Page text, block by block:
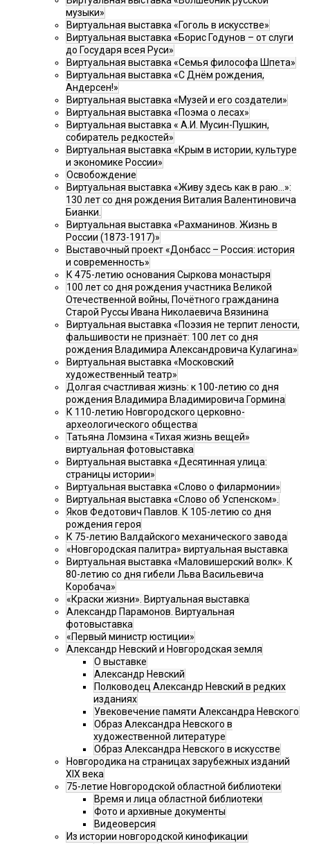
музыки»
Виртуальная выставка «Гоголь в искусстве»
Виртуальная выставка «Борис Годунов – от слуги
до Государя всея Руси»
Виртуальная выставка «Семья философа Шпета»
Виртуальная выставка «С Днём рождения,
Андерсен!»
Виртуальная выставка «Музей и его создатели»
Виртуальная выставка «Поэма о лесах»
Виртуальная выставка « А.И. Мусин-Пушкин,
собиратель редкостей»
Виртуальная выставка «Крым в истории, культуре
и экономике России»
Освобождение
Виртуальная выставка «Живу здесь как в раю…»:
130 лет со дня рождения Виталия Валентиновича
Бианки.
Виртуальная выставка «Рахманинов. Жизнь в
России (1873-1917)»
Выставочный проект «Донбасс – Россия: история
и современность»
К 475-летию основания Сыркова монастыря
100 лет со дня рождения участника Великой
Отечественной войны, Почётного гражданина
Старой Руссы Ивана Николаевича Вязинина
Виртуальная выставка «Поэзия не терпит лености,
фальшивости не признаёт: 100 лет со дня
рождения Владимира Александровича Кулагина»
Виртуальная выставка «Московский
художественный театр»
Долгая счастливая жизнь: к 100-летию со дня
рождения Владимира Владимировича Гормина
К 110-летию Новгородского церковно-
археологического общества
Татьяна Ломзина «Тихая жизнь вещей»
виртуальная фотовыставка
Виртуальная выставка «Десятинная улица:
страницы истории»
Виртуальная выставка «Слово о филармонии»
Виртуальная выставка «Слово об Успенском».
Яков Федотович Павлов. К 105-летию со дня
рождения героя
К 75-летию Валдайского механического завода
«Новгородская палитра» виртуальная выставка
Виртуальная выставка «Маловишерский волк». К
80-летию со дня гибели Льва Васильевича
Коробача»
«Краски жизни». Виртуальная выставка
Александр Парамонов. Виртуальная
фотовыставка
«Первый министр юстиции»
Александр Невский и Новгородская земля
О выставке
Александр Невский
Полководец Александр Невский в редких
изданиях
Увековечение памяти Александра Невского
Образ Александра Невского в
художественной литературе
Образ Александра Невского в искусстве
Новгородика на страницах зарубежных изданий
XIX века
75-летие Новгородской областной библиотеки
Время и лица областной библиотеки
Фото и архивные документы
Видеоверсия
Из истории новгородской кинофикации